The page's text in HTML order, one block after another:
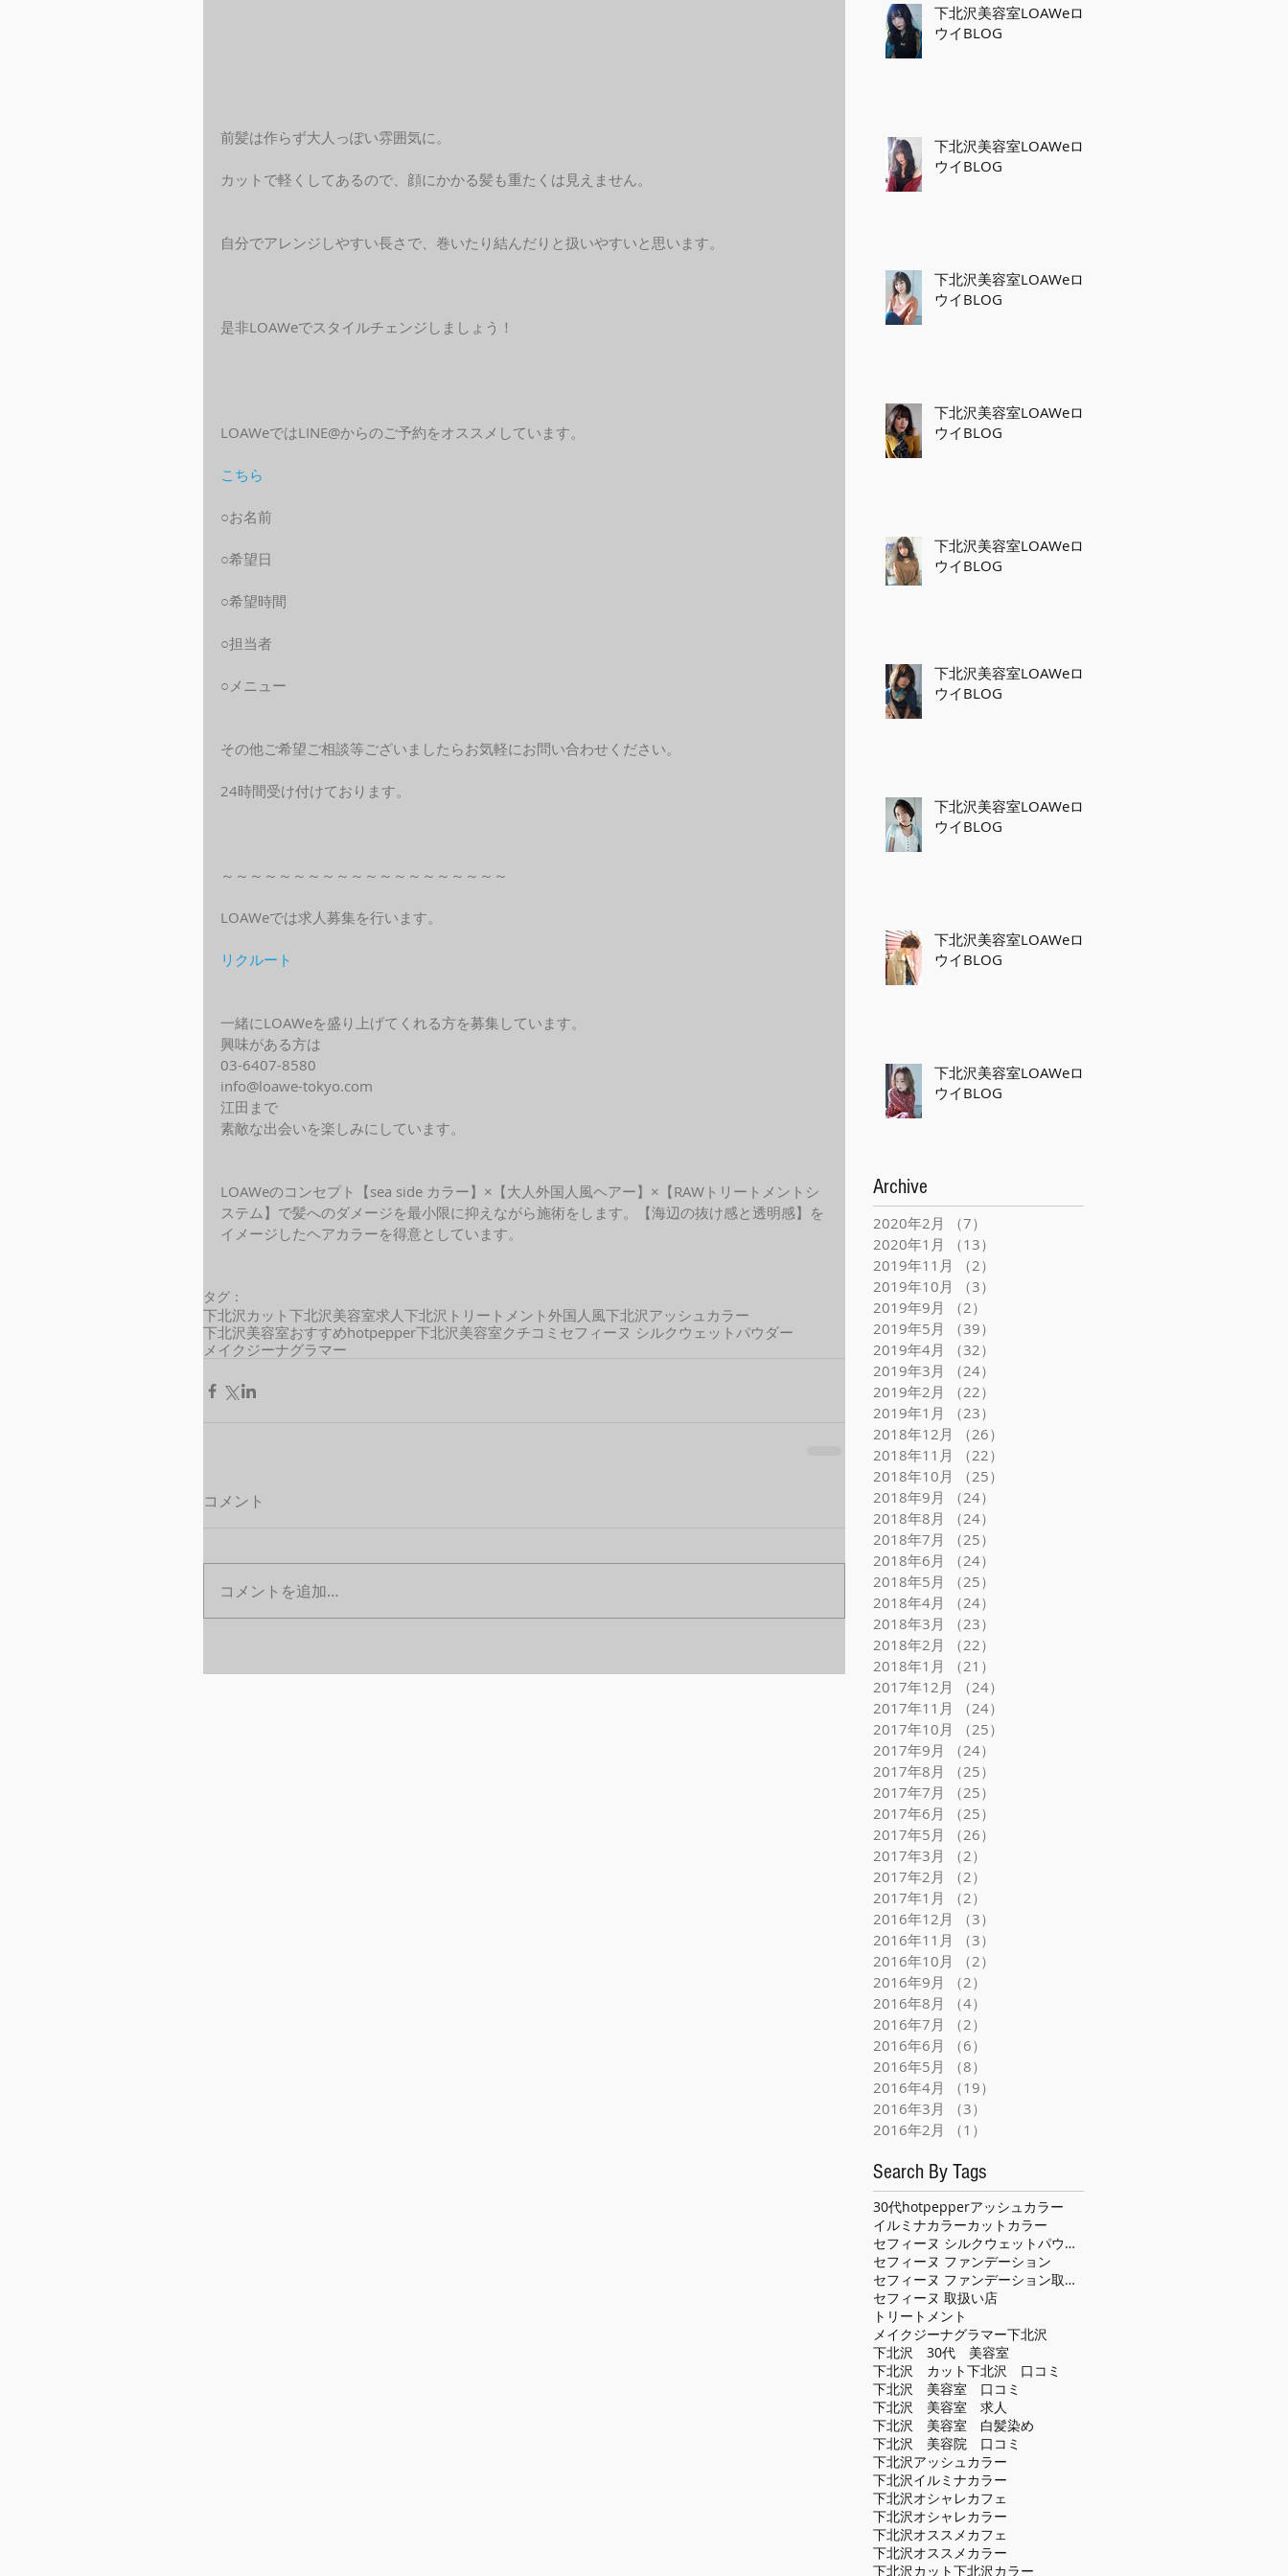
前髪は作らず大人っぽい雰囲気に。
カットで軽くしてあるので、顔にかかる髪も重たくは見えません。
自分でアレンジしやすい長さで、巻いたり結んだりと扱いやすいと思います。
是非LOAWeでスタイルチェンジしましょう！
LOAWeではLINE@からのご予約をオススメしています。
こちら
○お名前
○希望日
○希望時間
○担当者
○メニュー
その他ご希望ご相談等ございましたらお気軽にお問い合わせください。
24時間受け付けております。
～～～～～～～～～～～～～～～～～～～～
LOAWeでは求人募集を行います。
リクルート
一緒にLOAWeを盛り上げてくれる方を募集しています。
興味がある方は
03-6407-8580
info@loawe-tokyo.com
江田まで
素敵な出会いを楽しみにしています。
LOAWeのコンセプト【sea side カラー】×【大人外国人風ヘアー】×【RAWトリートメントシ
ステム】で髪へのダメージを最小限に抑えながら施術をします。【海辺の抜け感と透明感】を
イメージしたヘアカラーを得意としています。
タグ：
下北沢カット 下北沢美容室求人下北沢トリートメント 外国人風下北沢アッシュカラー
下北沢美容室おすすめhotpepper下北沢美容室クチコミ セフィーヌ シルクウェットパウダー
メイクジーナグラマー
コメント
コメントを追加…
下北沢美容室LOAWeロ
ウイBLOG
下北沢美容室LOAWeロ
ウイBLOG
下北沢美容室LOAWeロ
ウイBLOG
下北沢美容室LOAWeロ
ウイBLOG
下北沢美容室LOAWeロ
ウイBLOG
下北沢美容室LOAWeロ
ウイBLOG
下北沢美容室LOAWeロ
ウイBLOG
下北沢美容室LOAWeロ
ウイBLOG
下北沢美容室LOAWeロ
ウイBLOG
Archive
2020年2月 （7）
2020年1月
（13）
2019年11月
（2）
2019年10月
（3）
2019年9月
（2）
2019年5月
（39）
2019年4月
（32）
2019年3月
（24）
2019年2月
（22）
2019年1月
（23）
2018年12月
（26）
2018年11月
（22）
2018年10月
（25）
2018年9月
（24）
2018年8月
（24）
2018年7月
（25）
2018年6月
（24）
2018年5月
（25）
2018年4月
（24）
2018年3月
（23）
2018年2月
（22）
2018年1月
（21）
2017年12月
（24）
2017年11月
（24）
2017年10月
（25）
2017年9月
（24）
2017年8月
（25）
2017年7月
（25）
2017年6月
（25）
2017年5月
（26）
2017年3月
（2）
2017年2月
（2）
2017年1月
（2）
2016年12月
（3）
2016年11月
（3）
2016年10月
（2）
2016年9月
（2）
2016年8月
（4）
2016年7月
（2）
2016年6月
（6）
2016年5月
（8）
2016年4月
（19）
2016年3月
（3）
2016年2月
（1）
Search By Tags
30代hotpepperアッシュカラー
イルミナカラーカット カラー
セフィーヌ シルクウェットパウダー
セフィーヌ ファンデーション
セフィーヌ ファンデーション取扱い店
セフィーヌ 取扱い店
トリートメント
メイクジーナグラマー下北沢
下北沢 30代 美容室
下北沢 カット下北沢 口コミ
下北沢 美容室 口コミ
下北沢 美容室 求人
下北沢 美容室 白髪染め
下北沢 美容院 口コミ
下北沢アッシュカラー
下北沢イルミナカラー
下北沢オシャレカフェ
下北沢オシャレカラー
下北沢オススメカフェ
下北沢オススメカラー
下北沢カット下北沢カラー